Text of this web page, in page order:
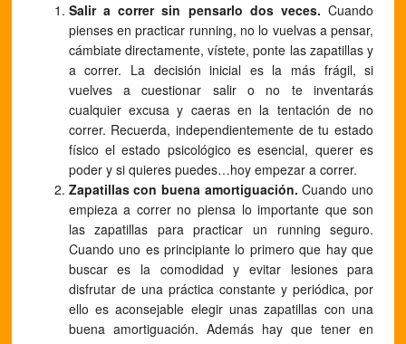
Salir a correr sin pensarlo dos veces. Cuando
pienses enpracticar running, no lo vuelvas a pensar,
cámbiate directamente, vístete, ponte las zapatillas y
a correr. La decisión inicial es la más frágil, si
vuelves a cuestionar salir o no te inventarás
cualquier excusa y caeras en la tentación de no
correr. Recuerda, independientemente de tu estado
físico el estado psicológico es esencial, querer es
poder y si quieres puedes…hoy empezar a correr.
Zapatillas con buena amortiguación. Cuando uno
empieza a correr no piensa lo importante que son
las zapatillas para practicar un running seguro.
Cuando uno es principiante lo primero que hay que
buscar es la comodidad y evitar lesiones para
disfrutar de una práctica constante y periódica, por
ello es aconsejable elegir unas zapatillas con una
buena amortiguación. Además hay que tener en